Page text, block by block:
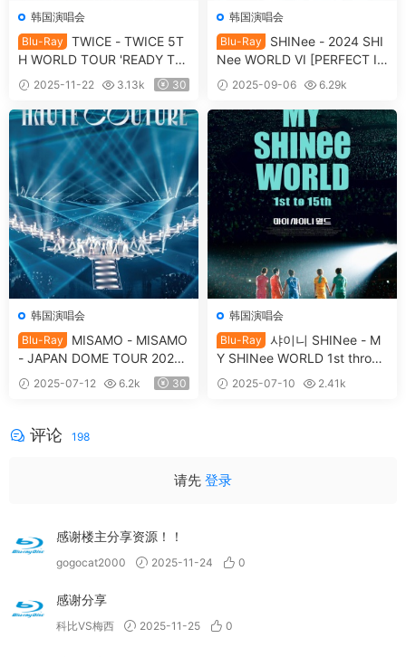
韩国演唱会
Blu-Ray
TWICE - TWICE 5T
H WORLD TOUR 'READY TO
BE' IN JAPAN SPECIAL 2025
[BDISO 44GB]
2025-11-22 3.13k 30
韩国演唱会
Blu-Ray
SHINee - 2024 SHI
Nee WORLD VI [PERFECT IL
LUMINATION: SHINee'S BA
CK] [2025.08.29] [BDMV 3B
D 79.8GB]
2025-09-06
6.29k
韩国演唱会
Blu-Ray
MISAMO - MISAMO
- JAPAN DOME TOUR 2024
HAUTE COUTURE [2025.06.
04] [BDISO 45.8GB]
2025-07-12 6.2k 30
韩国演唱会
Blu-Ray
샤이니 SHINee - M
Y SHINee WORLD 1st throug
h 15th [2024.11.08] [BDMV 3
5.7GB]
2025-07-10
2.41k
评论 198
请先 登录
感谢楼主分享资源！！
gogocat2000 2025-11-24 0
感谢分享
科比VS梅西 2025-11-25 0